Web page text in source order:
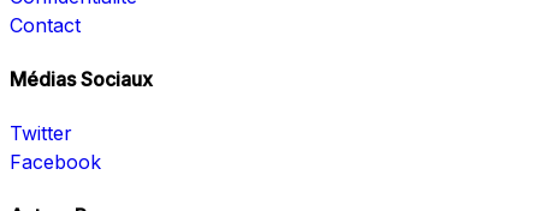
Contact
Médias Sociaux
Twitter
Facebook